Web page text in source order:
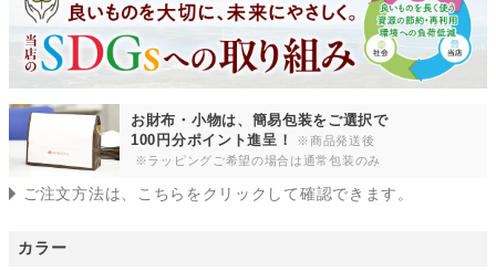
お財布・小物は、簡易包装をご選択で
100円分ポイント進呈！
※商品発送後
※ラッピングご希望の場合は通常包装のみ
ご注文方法は、こちらをクリックして確認できます。
カラー